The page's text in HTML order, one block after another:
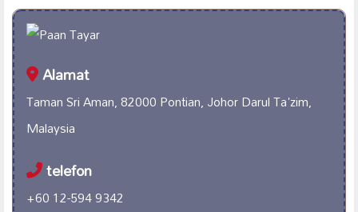
Alamat
Taman Sri Aman, 82000 Pontian, Johor Darul Ta'zim,
Malaysia
telefon
+60 12-594 9342